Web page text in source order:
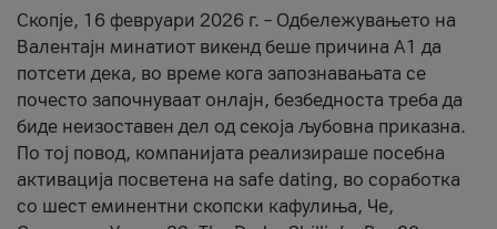
Скопје, 16 февруари 2026 г. – Одбележувањето на
Валентајн минатиот викенд беше причина А1 да
потсети дека, во време кога запознавањата се
почесто започнуваат онлајн, безбедноста треба да
биде неизоставен дел од секоја љубовна приказна.
По тој повод, компанијата реализираше посебна
активација посветена на safe dating, во соработка
со шест еминентни скопски кафулиња, Че,